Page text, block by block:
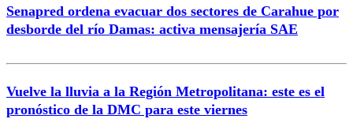
Correo
Enviar comentario
Senapred ordena evacuar dos sectores de Carahue por
desborde del río Damas: activa mensajería SAE
Vuelve la lluvia a la Región Metropolitana: este es el
pronóstico de la DMC para este viernes